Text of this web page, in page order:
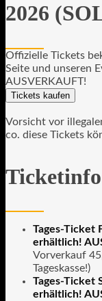
2026
Offizielle Tickets
Seite und unseren
AUSVERKAUFT!
Tickets kaufen
Vorsicht vor
co. diese Tickets
Tages-Ticket
erhältlich!
Vorverkauf
Tageskasse!)
Tages-Ticket
erhältlich!